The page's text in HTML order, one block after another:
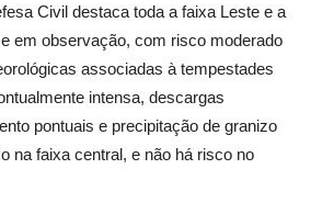
Civil destaca toda a faixa Leste e a
em observação, com risco moderado
associadas à tempestades
intensa, descargas
pontuais e precipitação de granizo
na faixa central, e não há risco no